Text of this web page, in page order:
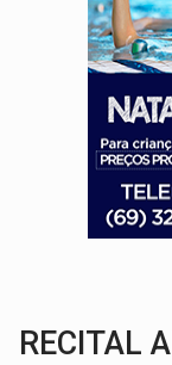
A
RECITAL